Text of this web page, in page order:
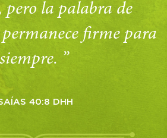
pero la palabra de
firme para
siempre. ”
40:8 DHH